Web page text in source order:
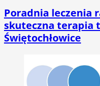
Poradnia leczenia
skuteczna terapia
Świętochłowice